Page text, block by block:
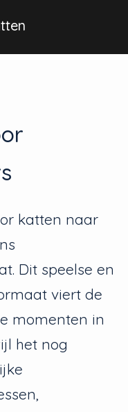
katten naar
Dit speelse en
viert de
momenten in
het nog